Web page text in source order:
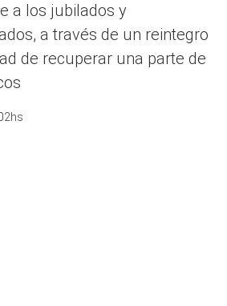
a los jubilados y
a través de un reintegro
de recuperar una parte de